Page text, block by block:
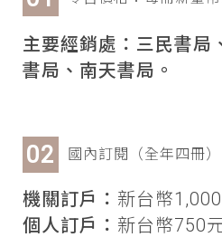
主要經銷處：三民書局
書局、南天書局。
國內訂閱（全年四冊）
機關訂戶： 新台幣
個人訂戶： 新台幣750